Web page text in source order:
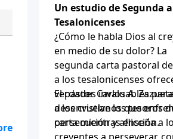
Un estudio de Segunda
Tesalonicenses
¿Cómo le habla Dios al
en medio de su dolor? La
segunda carta pastoral
a los tesalonicenses
verdades invaluables
a los cristianos que
persecución y aflicción.
El pastor Carlos A. Zazueta
desenvuelve los tesoros
carta mientras enseña a